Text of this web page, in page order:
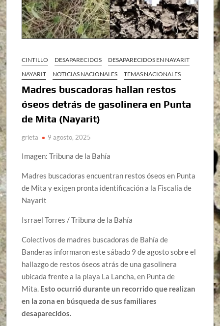
CINTILLO DESAPARECIDOS
DESAPARECIDOS EN NAYARIT
NAYARIT
NOTICIAS NACIONALES TEMAS NACIONALES
Madres buscadoras hallan restos
óseos detrás de gasolinera en Punta
de Mita (Nayarit)
grieta 9 agosto, 2025
Imagen: Tribuna de la Bahía
Madres buscadoras encuentran restos óseos en Punta
de Mita y exigen pronta identificación a la Fiscalía de
Nayarit
Isrrael Torres / Tribuna de la Bahía
Colectivos de madres buscadoras de Bahía de
Banderas informaron este sábado 9 de agosto sobre el
hallazgo de restos óseos atrás de una gasolinera
ubicada frente a la playa La Lancha, en Punta de
Mita. Esto ocurrió durante un recorrido que realizan
en la zona en búsqueda de sus familiares
desaparecidos.